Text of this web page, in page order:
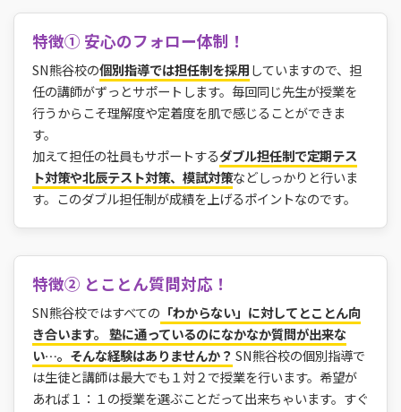
特徴① 安心のフォロー体制！
SN熊谷校の個別指導では担任制を採用していますので、担
任の講師がずっとサポートします。毎回同じ先生が授業を
行うからこそ理解度や定着度を肌で感じることができま
す。
加えて担任の社員もサポートするダブル担任制で定期テス
ト対策や北辰テスト対策、模試対策などしっかりと行いま
す。このダブル担任制が成績を上げるポイントなのです。
特徴② とことん質問対応！
SN熊谷校ではすべての 「わからない」に対してとことん向
き合います。 塾に通っているのになかなか質問が出来な
い…。そんな経験はありませんか？ SN熊谷校の個別指導で
は生徒と講師は最大でも１対２で授業を行います。希望が
あれば１：１の授業を選ぶことだって出来ちゃいます。すぐ